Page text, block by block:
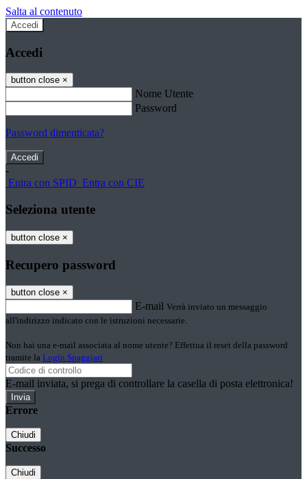
Salta al contenuto
Accedi
Accedi
button close ×
Nome Utente
Password
Password dimenticata?
-
Entra con SPID Entra con CIE
Seleziona utente
button close ×
Recupero password
button close ×
E-mail Verrà inviato un messaggio
all'indirizzo indicato con le istruzioni necessarie.
Non hai una e-mail associata al nome utente? Effettua il reset della password
tramite la Login Spaggiari
E-mail inviata, si prega di controllare la casella di posta elettronica!
Errore
Chiudi
Successo
Chiudi